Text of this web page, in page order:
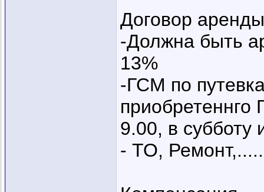
Договор аренды
-Должна быть
13%
-ГСМ по
приобретеннго
9.00, в субботу
- ТО,